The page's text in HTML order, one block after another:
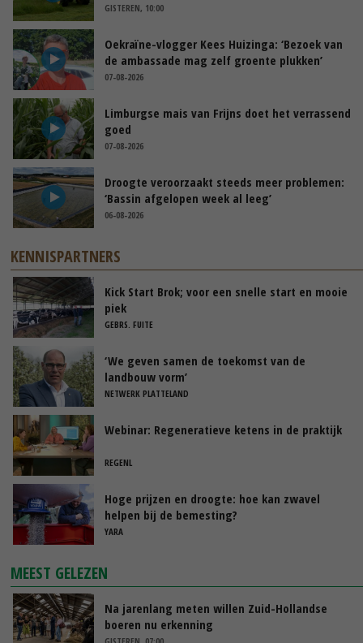
GISTEREN, 10:00
Oekraïne-vlogger Kees Huizinga: ‘Bezoek van
de ambassade mag zelf groente plukken’
07-08-2026
Limburgse mais van Frijns doet het verrassend
goed
07-08-2026
Droogte veroorzaakt steeds meer problemen:
‘Bassin afgelopen week al leeg’
06-08-2026
KENNISPARTNERS
Kick Start Brok; voor een snelle start en mooie
piek
GEBRS. FUITE
‘We geven samen de toekomst van de
landbouw vorm’
NETWERK PLATTELAND
Webinar: Regeneratieve ketens in de praktijk
REGENL
Hoge prijzen en droogte: hoe kan zwavel
helpen bij de bemesting?
YARA
MEEST GELEZEN
Na jarenlang meten willen Zuid-Hollandse
boeren nu erkenning